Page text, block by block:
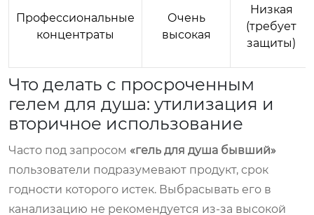
Профессиональные
концентраты
Очень
высокая
Низкая
(требует
защиты)
Что делать с просроченным
гелем для душа: утилизация и
вторичное использование
Часто под запросом «гель для душа бывший»
пользователи подразумевают продукт, срок
годности которого истек. Выбрасывать его в
канализацию не рекомендуется из-за высокой